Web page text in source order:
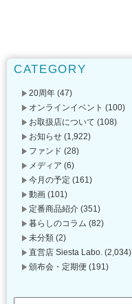
CATEGORY
20周年 (47)
オンラインイベント (100)
お取扱店について (108)
お知らせ (1,922)
ファンド (28)
メディア (6)
今月の予定 (161)
動画 (101)
定番商品紹介 (351)
暮らしのコラム (82)
未分類 (2)
直営店 Siesta Labo. (2,034)
頒布会・定期便 (191)